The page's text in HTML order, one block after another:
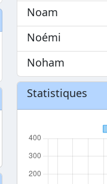
Noam
Noémi
Noham
Statistiques